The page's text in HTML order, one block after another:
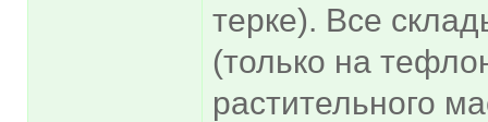
терке). Все
(только на
растительного